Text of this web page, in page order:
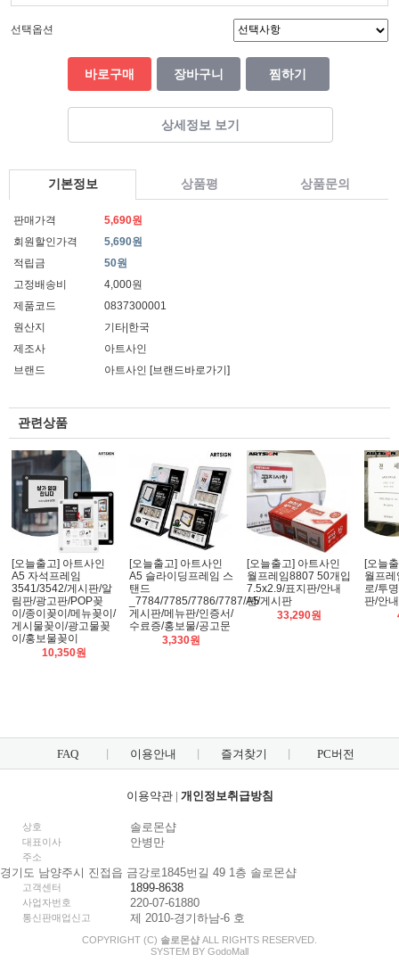
선택옵션
바로구매 장바구니 찜하기
상세정보 보기
기본정보 상품평 상품문의
판매가격
5,690원
회원할인가격
5,690원
적립금
50원
고정배송비
4,000원
제품코드
0837300001
원산지
기타|한국
제조사
아트사인
브랜드
아트사인 [브랜드바로가기]
관련상품
[오늘출고] 아트사인
A5 자석프레임
3541/3542/게시판/알
림판/광고판/POP꽂
이/종이꽂이/메뉴꽂이/
게시물꽂이/광고물꽂
이/홍보물꽂이
10,350원
[오늘출고] 아트사인
A5 슬라이딩프레임 스
탠드
_7784/7785/7786/7787/A5
게시판/메뉴판/인증서/
수료증/홍보물/공고문
3,330원
[오늘출고] 아트사인
월프레임8807 50개입
7.5x2.9/표지판/안내
판/게시판
33,290원
[오늘
월프
로/투
판/안
FAQ 이용안내 즐겨찾기 PC버전
이용약관| 개인정보취급방침
상호 솔로몬샵
대표이사 안병만
주소
경기도 남양주시 진접읍 금강로1845번길 49 1층 솔로몬샵
고객센터 1899-8638
사업자번호 220-07-61880
통신판매업신고 제 2010-경기하남-6 호
COPYRIGHT (C) 솔로몬샵 ALL RIGHTS RESERVED.
SYSTEM BY GodoMall